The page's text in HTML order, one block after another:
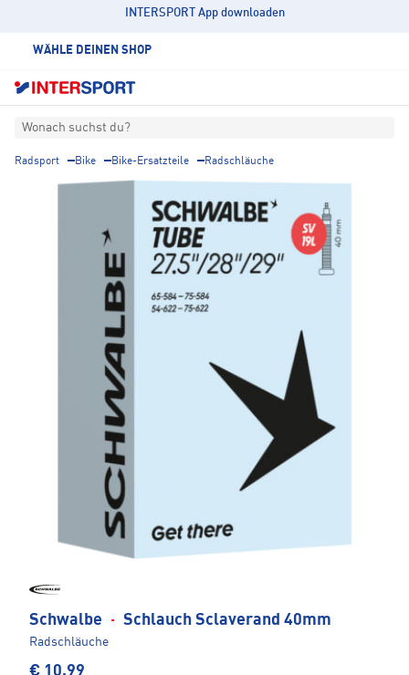
INTERSPORT App downloaden
WÄHLE DEINEN SHOP
Wonach suchst du?
Radsport Bike Bike-Ersatzteile Radschläuche
Schwalbe · Schlauch Sclaverand 40mm
Radschläuche